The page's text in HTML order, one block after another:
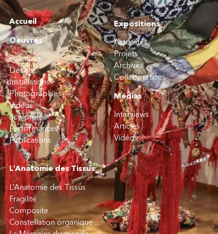
Accueil
Oeuvres
Peintures
Dessins
Installations
Photographies
Vidéos
Sculptures
Performances
Publications
Expositions
Actualités
Projets
Archives
Collaborations
Médias
Interviews
Articles
Vidéos
L’Anatomie des Tissus
L’Anatomie des Tissus
Fragilité
Composite
Constellation organique